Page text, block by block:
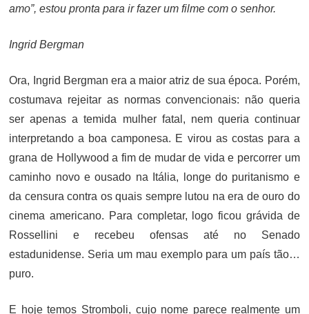
amo”, estou pronta para ir fazer um filme com o senhor.
Ingrid Bergman
Ora, Ingrid Bergman era a maior atriz de sua época. Porém,
costumava rejeitar as normas convencionais: não queria
ser apenas a temida mulher fatal, nem queria continuar
interpretando a boa camponesa. E virou as costas para a
grana de Hollywood a fim de mudar de vida e percorrer um
caminho novo e ousado na Itália, longe do puritanismo e
da censura contra os quais sempre lutou na era de ouro do
cinema americano. Para completar, logo ficou grávida de
Rossellini e recebeu ofensas até no Senado
estadunidense. Seria um mau exemplo para um país tão…
puro.
E hoje temos Stromboli, cujo nome parece realmente um